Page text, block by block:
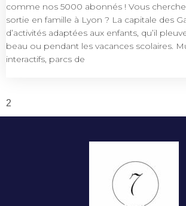
comme nos 5000 abonnés ! Vous
sortie en famille à Lyon ? La capitale des
d’activités adaptées aux enfants, qu’il
beau ou pendant les vacances scolaires.
interactifs, parcs de